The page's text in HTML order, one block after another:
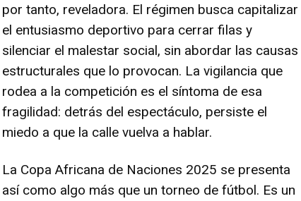
por tanto, reveladora. El régimen busca capitalizar
el entusiasmo deportivo para cerrar filas y
silenciar el malestar social, sin abordar las causas
estructurales que lo provocan. La vigilancia que
rodea a la competición es el síntoma de esa
fragilidad: detrás del espectáculo, persiste el
miedo a que la calle vuelva a hablar.
La Copa Africana de Naciones 2025 se presenta
así como algo más que un torneo de fútbol. Es un